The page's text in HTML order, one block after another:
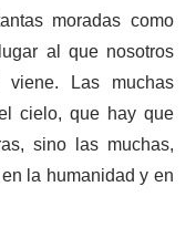
moradas como
al que nosotros
Las muchas
cielo, que hay que
sino las muchas,
la humanidad y en